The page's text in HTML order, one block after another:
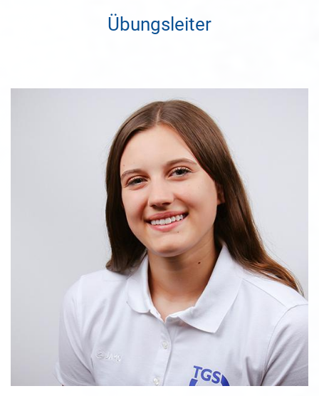
Übungsleiter